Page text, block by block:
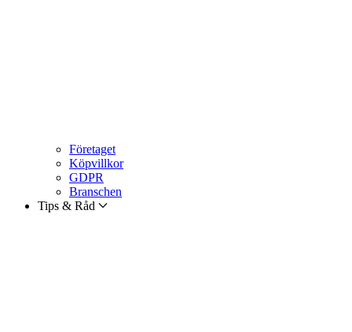
Företaget
Köpvillkor
GDPR
Branschen
Tips & Råd